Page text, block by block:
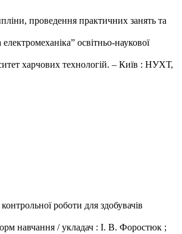
проведення практичних занять та
освітньо-наукової
харчових технологій. – Київ : НУХТ,
роботи для здобувачів
навчання / укладач : І. В. Форостюк ;